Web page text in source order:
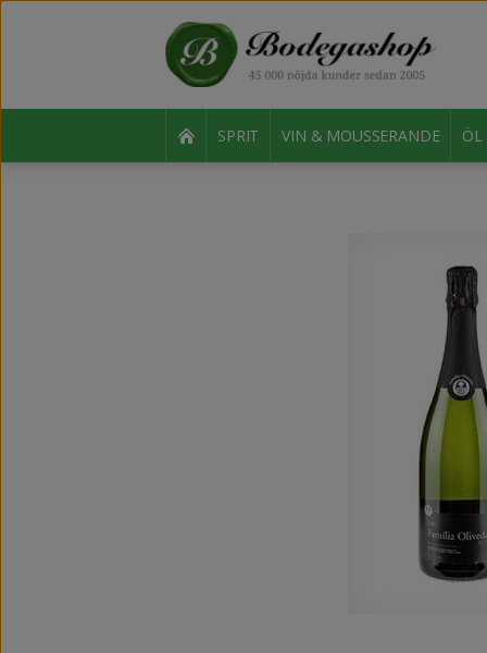
SPRIT VIN & MOUSSERANDE ÖL